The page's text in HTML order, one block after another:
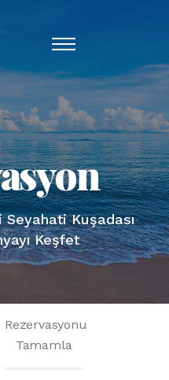
Kuşadası
Keşfet
Rezervasyonu
Tamamla